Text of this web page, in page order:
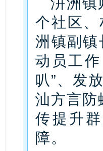
个社区、
洲镇副
动员工
叭”、发
汕方言防
传提升
障。